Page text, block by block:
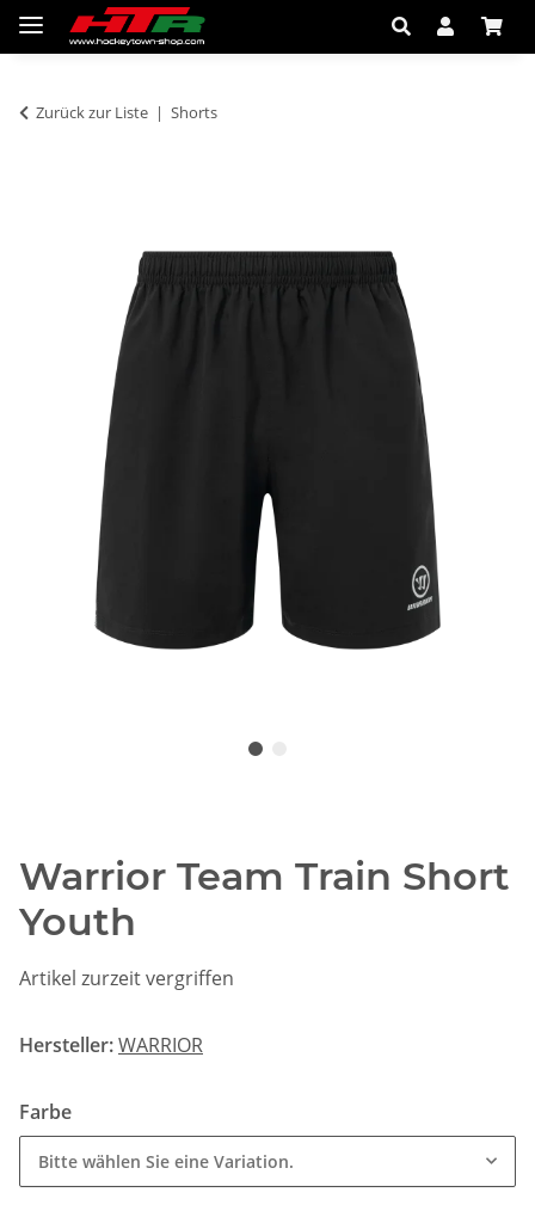
Zurück zur Liste Shorts
Warrior Team Train Short
Youth
Artikel zurzeit vergriffen
Hersteller:WARRIOR
Farbe
Bitte wählen Sie eine Variation.